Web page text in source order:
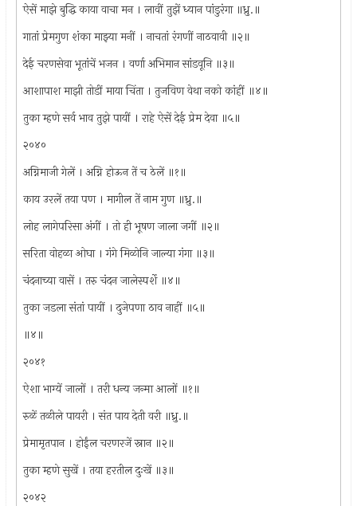
ऐसें माझे बुद्धि काया वाचा मन । लावीं तुझें ध्यान पांडुरंगा ॥ध्रु.॥
गातां प्रेमगुण शंका माझ्या मनीं । नाचतां रंगणीं नाठवावी ॥२॥
देई चरणसेवा भूतांचें भजन । वर्णा अभिमान सांडवूनि ॥३॥
आशापाश माझी तोडीं माया चिंता । तुजविण वेथा नको कांहीं ॥४॥
तुका म्हणे सर्व भाव तुझे पायीं । राहे ऐसें देई प्रेम देवा ॥५॥
२०४०
अग्निमाजी गेलें । अग्नि होऊन तें च ठेलें ॥१॥
काय उरलें तया पण । मागील तें नाम गुण ॥ध्रु.॥
लोह लागेपरिसा अंगीं । तो ही भूषण जाला जगीं ॥२॥
सरिता वोहळा ओघा । गंगे मिळोनि जाल्या गंगा ॥३॥
चंदनाच्या वासें । तरु चंदन जालेस्पर्शे ॥४॥
तुका जडला संतां पायीं । दुजेपणा ठाव नाहीं ॥५॥
॥४॥
२०४१
ऐशा भाग्यें जालों । तरी धन्य जन्मा आलों ॥१॥
रुळें तळीले पायरी । संत पाय देती वरी ॥ध्रु.॥
प्रेमामृतपान । होईंल चरणरजें स्नान ॥२॥
तुका म्हणे सुखें । तया हरतील दुःखें ॥३॥
२०४२